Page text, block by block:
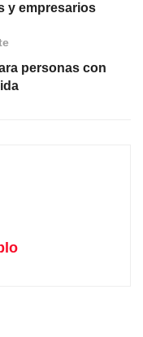
y empresarios
personas con